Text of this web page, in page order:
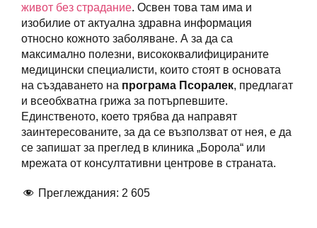
живот без страдание. Освен това там има и
изобилие от актуална здравна информация
относно кожното заболяване. А за да са
максимално полезни, висококвалифицираните
медицински специалисти, които стоят в основата
на създаването на програма Псоралек, предлагат
и всеобхватна грижа за потърпевшите.
Единственото, което трябва да направят
заинтересованите, за да се възползват от нея, е да
се запишат за преглед в клиника „Борола“ или
мрежата от консултативни центрове в страната.
Преглеждания: 2 605